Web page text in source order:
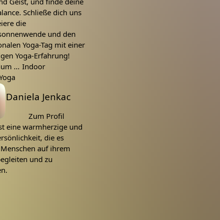
Schließe dich uns
die
und den
Yoga-Tag mit einer
Yoga-Erfahrung!
Indoor
Daniela Jenkac
Zum Profil
eine warmherzige und
die es
auf ihrem
und zu